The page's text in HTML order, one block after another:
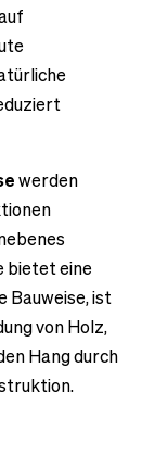
werden
bietet eine
Bauweise, ist
von Holz,
Hang durch